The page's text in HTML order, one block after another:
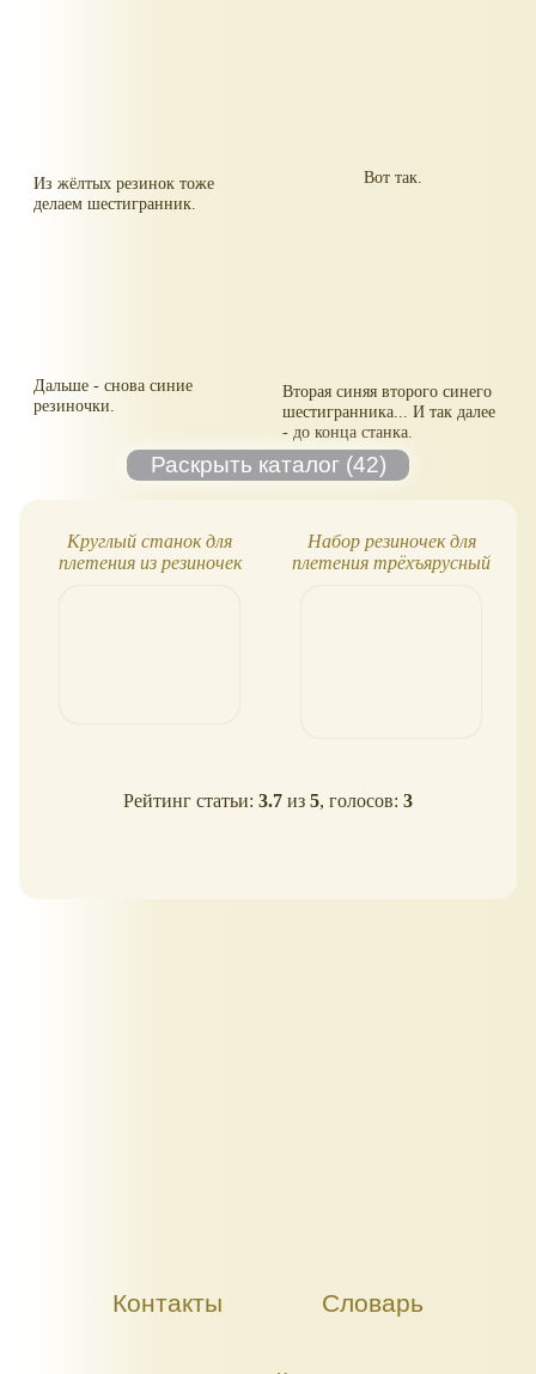
Из жёлтых резинок тоже
делаем шестигранник.
Вот так.
Дальше - снова синие
резиночки.
Вторая синяя второго синего
шестигранника... И так далее
- до конца станка.
Круглый станок для
плетения из резиночек
Набор резиночек для
плетения трёхъярусный
Рейтинг статьи: 3.7 из 5, голосов: 3
Контакты Словарь